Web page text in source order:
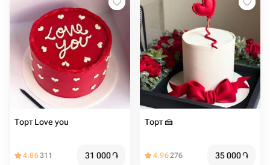
Торт Love you
4.86311 31 000֏
Торт 🍰
4.96276 35 000֏